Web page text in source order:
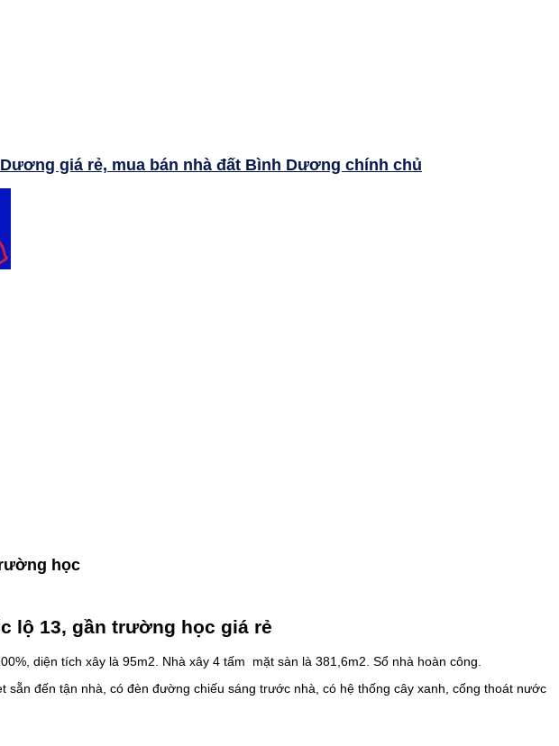
giá rẻ, mua bán nhà đất Bình Dương chính chủ
học
lộ 13, gần trường học giá rẻ
diện tích xây là 95m2. Nhà xây 4 tấm mặt sàn là 381,6m2. Sổ nhà hoàn công.
đến tận nhà, có đèn đường chiếu sáng trước nhà, có hệ thống cây xanh, cống thoát nước